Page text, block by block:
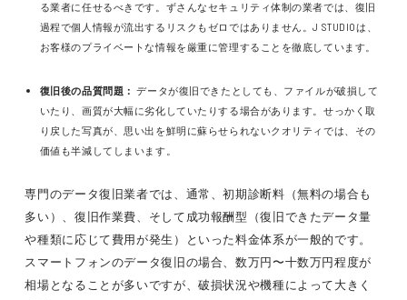
る業者に任せるべきです。ずさんなセキュリティ体制の業者では、復旧
過程で個人情報が流出するリスクもゼロではありません。J STUDIOは、
お客様のプライベートな情報を厳重に管理することを徹底しています。
復旧後の品質問題： データが復旧できたとしても、ファイルが破損して
いたり、画質が大幅に劣化していたりする場合があります。せっかく取
り戻した写真が、思い出を鮮明に蘇らせられないクオリティでは、その
価値も半減してしまいます。
専門のデータ復旧業者では、通常、初期診断料（無料の場合も
多い）、復旧作業費、そして成功報酬型（復旧できたデータ量
や種類に応じて費用が発生）といった料金体系が一般的です。
スマートフォンのデータ復旧の場合、数万円〜十数万円程度が
相場となることが多いですが、破損状況や機種によって大きく